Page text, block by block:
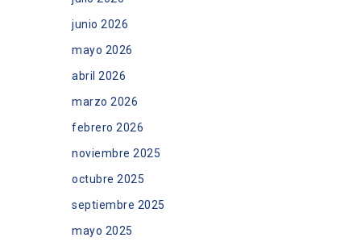
junio 2026
mayo 2026
abril 2026
marzo 2026
febrero 2026
noviembre 2025
octubre 2025
septiembre 2025
mayo 2025